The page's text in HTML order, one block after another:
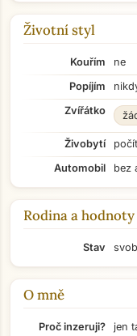
Životní styl
Kouřím
ne
Popíjím
Zvířátko
Živobytí
Automobil
bez
Rodina a hodnoty
Stav
O mně
Proč inzeruji?
jen